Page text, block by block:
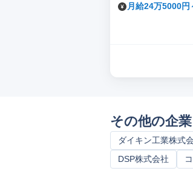
月給24万5000円
その他の企業
ダイキン工業株式
DSP株式会社